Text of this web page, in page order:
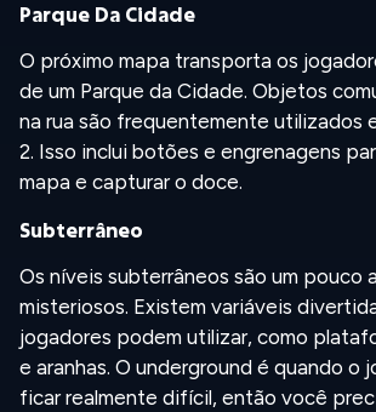
Parque Da Cidade
O próximo mapa transporta os
de um Parque da Cidade. Objetos
na rua são frequentemente utilizados
2. Isso inclui botões e engrenagens
mapa e capturar o doce.
Subterrâneo
Os níveis subterrâneos são um pouco
misteriosos. Existem variáveis
jogadores podem utilizar, como
e aranhas. O underground é quando o
ficar realmente difícil, então você